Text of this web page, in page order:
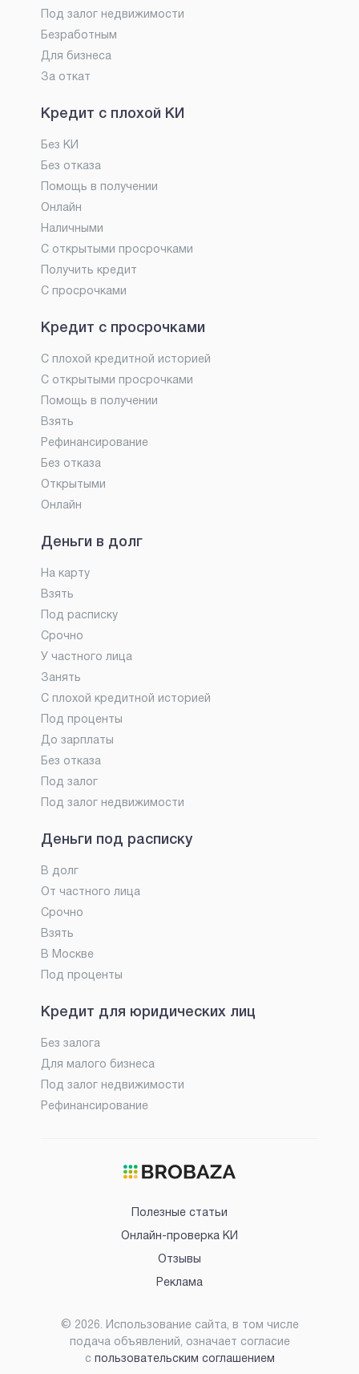
Под залог недвижимости
Безработным
Для бизнеса
За откат
Кредит с плохой КИ
Без КИ
Без отказа
Помощь в получении
Онлайн
Наличными
С открытыми просрочками
Получить кредит
С просрочками
Кредит с просрочками
С плохой кредитной историей
С открытыми просрочками
Помощь в получении
Взять
Рефинансирование
Без отказа
Открытыми
Онлайн
Деньги в долг
На карту
Взять
Под расписку
Срочно
У частного лица
Занять
С плохой кредитной историей
Под проценты
До зарплаты
Без отказа
Под залог
Под залог недвижимости
Деньги под расписку
В долг
От частного лица
Срочно
Взять
В Москве
Под проценты
Кредит для юридических лиц
Без залога
Для малого бизнеса
Под залог недвижимости
Рефинансирование
Полезные статьи
Онлайн-проверка КИ
Отзывы
Реклама
© 2026. Использование сайта, в том числе
подача объявлений, означает согласие
с пользовательским соглашением